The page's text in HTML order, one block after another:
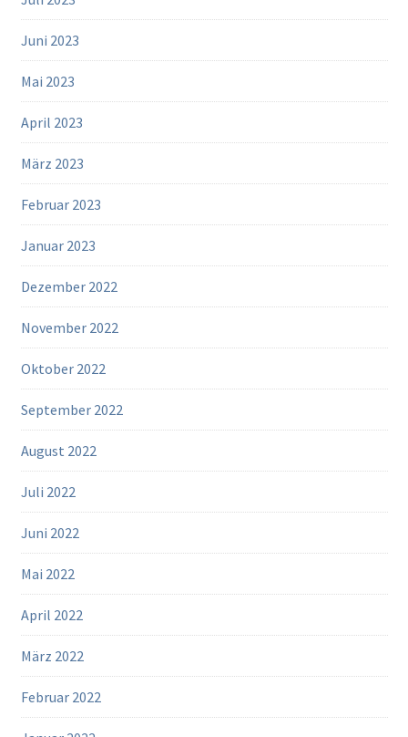
Juni 2023
Mai 2023
April 2023
März 2023
Februar 2023
Januar 2023
Dezember 2022
November 2022
Oktober 2022
September 2022
August 2022
Juli 2022
Juni 2022
Mai 2022
April 2022
März 2022
Februar 2022